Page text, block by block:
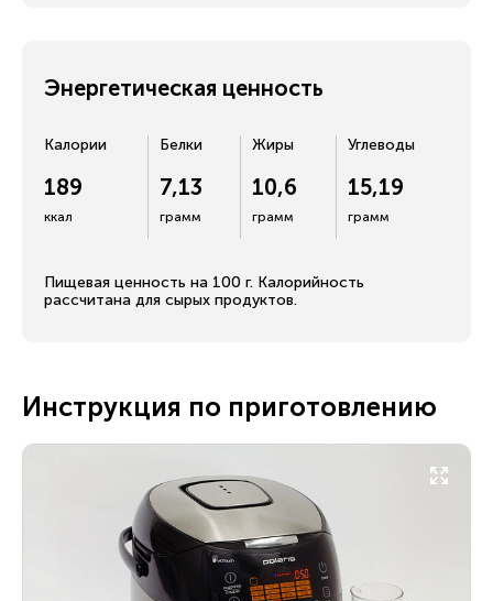
Энергетическая ценность
Калории Белки Жиры Углеводы
189
ккал
7,13
грамм
10,6
грамм
15,19
грамм
Пищевая ценность на 100 г. Калорийность
рассчитана для сырых продуктов.
Инструкция по приготовлению